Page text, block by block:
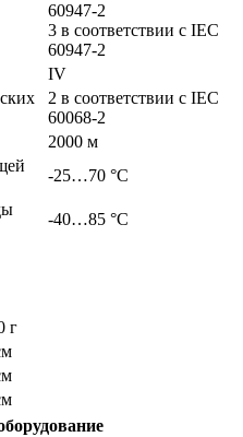
60947-2
3 в соответствии с IEC
60947-2
IV
2 в соответствии с IEC
60068-2
2000 м
-25…70 °C
-40…85 °C
г